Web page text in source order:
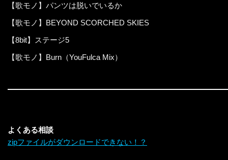
【歌モノ】パンツは脱いでいるか
【歌モノ】BEYOND SCORCHED SKIES
【8bit】ステージ5
【歌モノ】Burn（YouFulca Mix）
よくある相談
zipファイルがダウンロードできない！？